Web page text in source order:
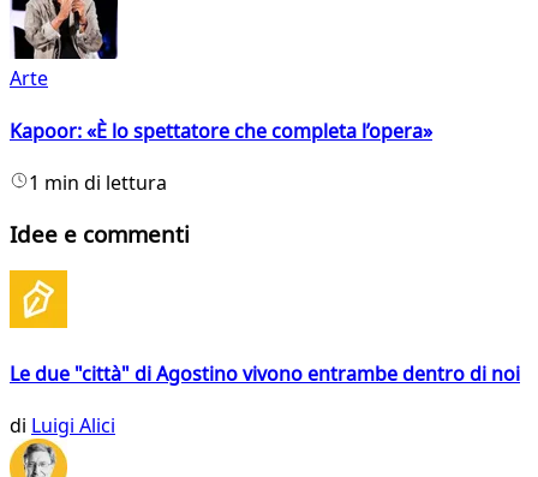
Arte
Kapoor: «È lo spettatore che completa l’opera»
1 min di lettura
Idee e commenti
Le due "città" di Agostino vivono entrambe dentro di noi
di Luigi Alici